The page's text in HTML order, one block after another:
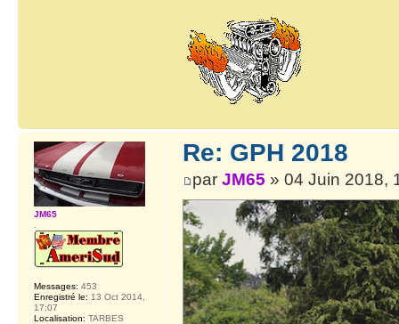
Re: GPH 2018
par JM65 » 04 Juin 2018,
JM65
Messages: 453
Enregistré le: 13 Oct 2014,
17:07
Localisation: TARBES